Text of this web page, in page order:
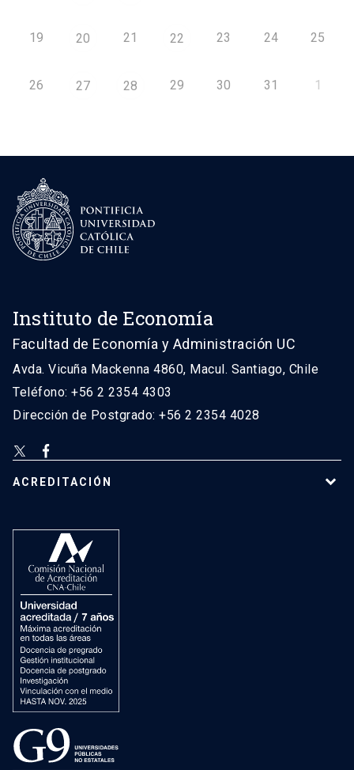
19 20 21 22 23 24 25
26 27 28 29 30 31 1
Instituto de Economía
Facultad de Economía y Administración UC
Avda. Vicuña Mackenna 4860, Macul. Santiago, Chile
Teléfono: +56 2 2354 4303
Dirección de Postgrado: +56 2 2354 4028
ACREDITACIÓN